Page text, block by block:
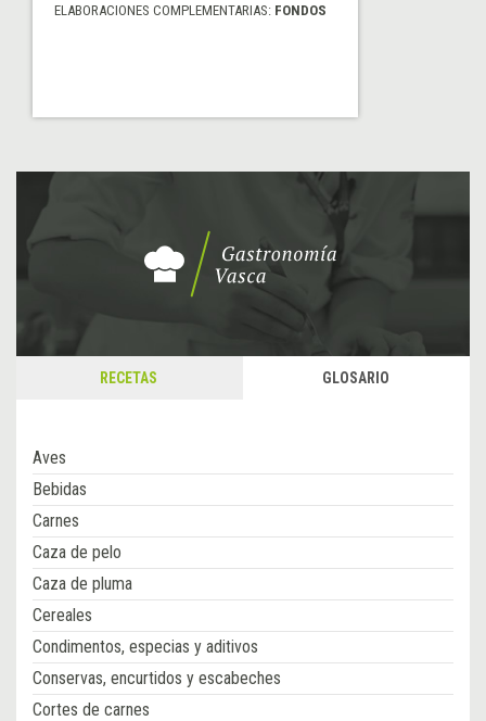
ELABORACIONES COMPLEMENTARIAS: FONDOS
RECETAS GLOSARIO
Aves
Bebidas
Carnes
Caza de pelo
Caza de pluma
Cereales
Condimentos, especias y aditivos
Conservas, encurtidos y escabeches
Cortes de carnes